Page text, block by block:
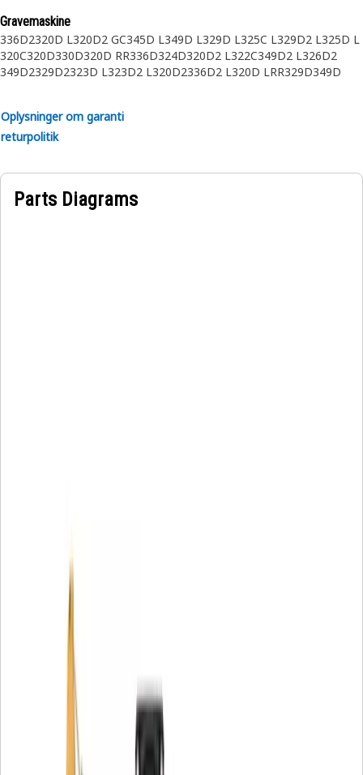
Gravemaskine
336D2320D L320D2 GC345D L349D L329D L325C L329D2 L325D L
320C320D330D320D RR336D324D320D2 L322C349D2 L326D2
349D2329D2323D L323D2 L320D2336D2 L320D LRR329D349D
Oplysninger om garanti
returpolitik
Parts Diagrams